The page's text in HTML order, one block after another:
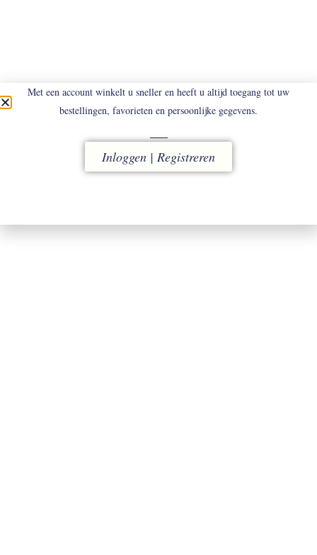
Klik hier
Met een account winkelt u sneller en heeft u altijd toegang tot uw
bestellingen, favorieten en persoonlijke gegevens.
Inloggen | Registreren